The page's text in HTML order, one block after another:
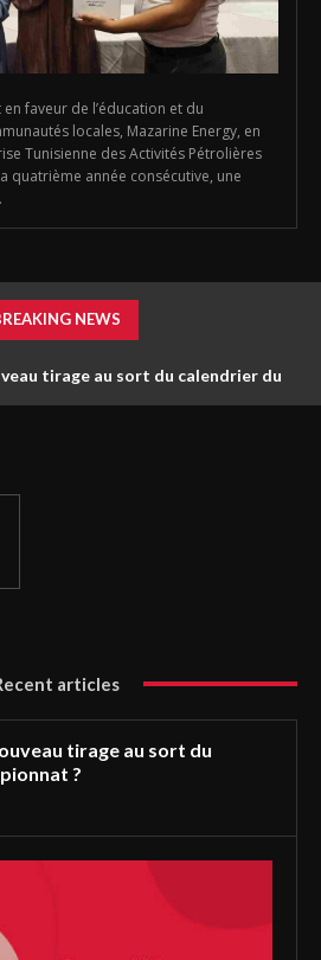
faveur de l’éducation et du
locales, Mazarine Energy, en
Tunisienne des Activités Pétrolières
quatrième année consécutive, une
NEWS
tirage au sort du calendrier du
articles
tirage au sort du
?